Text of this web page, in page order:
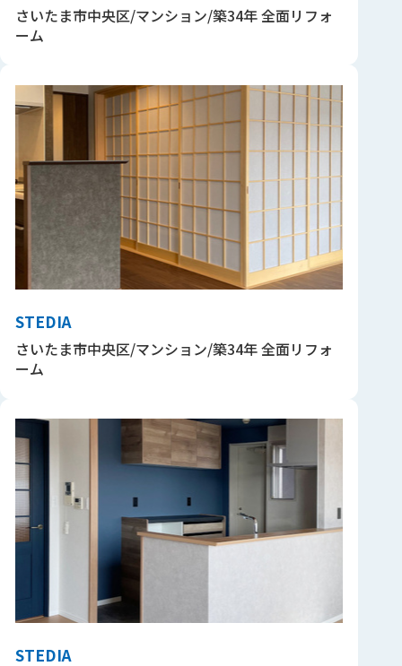
さいたま市中央区/マンション/築34年 全面リフォ
ーム
STEDIA
さいたま市中央区/マンション/築34年 全面リフォ
ーム
STEDIA